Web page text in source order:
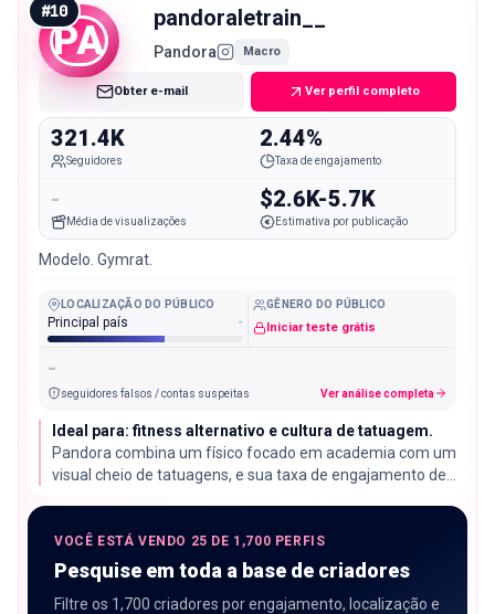
PA
#10 pandoraletrain__
Pandora Macro
Obter e-mail Ver perfil completo
321.4K
Seguidores
2.44%
Taxa de engajamento
-
Média de visualizações
$2.6K-5.7K
Estimativa por publicação
Modelo. Gymrat.
LOCALIZAÇÃO DO PÚBLICO
Principal país -
GÊNERO DO PÚBLICO
Iniciar teste grátis
-
seguidores falsos / contas suspeitas Ver análise completa
Ideal para: fitness alternativo e cultura de tatuagem.
Pandora combina um físico focado em academia com um
visual cheio de tatuagens, e sua taxa de engajamento de
VOCÊ ESTÁ VENDO 25 DE 1,700 PERFIS
Pesquise em toda a base de criadores
Filtre os 1,700 criadores por engajamento, localização e